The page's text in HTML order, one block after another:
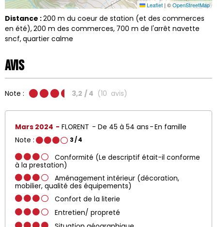
Leaflet | ©OpenStreetMap
Distance :200 m du coeur de station (et des commerces
en été) 200 m des commerces 700 m de l'arrêt navette
sncf quartier calme
Avis
Note : 3,2 / 4 (10 avis)
Mars 2024 FLORENT De 45 à 54 ans
En famille
Note :
3/ 4
Conformité (Le descriptif était-il conforme
à la prestation)
Aménagement intérieur (décoration,
mobilier, qualité des équipements)
Confort de la literie
Entretien/ propreté